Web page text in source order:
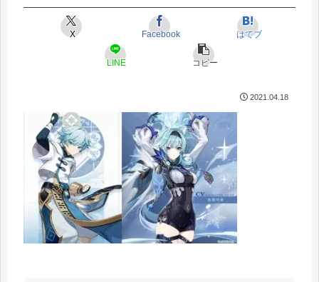
X Facebook はてブ
LINE コピー
2021.04.18